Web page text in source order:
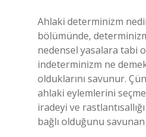
Ahlaki determinizm
bölümünde,
nedensel yasalara tabi
indeterminizm ne
olduklarını savunur.
ahlaki eylemlerini
iradeyi ve
bağlı olduğunu